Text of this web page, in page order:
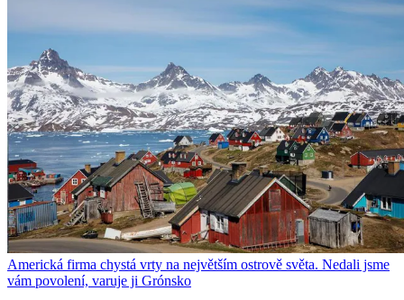
Americká firma chystá vrty na největším ostrově světa. Nedali jsme
vám povolení, varuje ji Grónsko